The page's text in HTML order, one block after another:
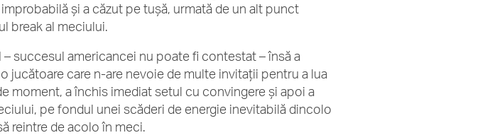
și a căzut pe tușă, urmată de un alt punct
break al meciului.
succesul americancei nu poate fi contestat – însă a
jucătoare care n-are nevoie de multe invitații pentru a lua
moment, a închis imediat setul cu convingere și apoi a
pe fondul unei scăderi de energie inevitabilă dincolo
reintre de acolo în meci.